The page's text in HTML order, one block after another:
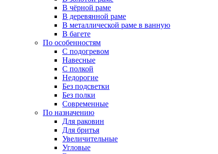
В чёрной раме
В деревянной раме
В металлической раме в ванную
В багете
По особенностям
С подогревом
Навесные
С полкой
Недорогие
Без подсветки
Без полки
Современные
По назначению
Для раковин
Для бритья
Увеличительные
Угловые